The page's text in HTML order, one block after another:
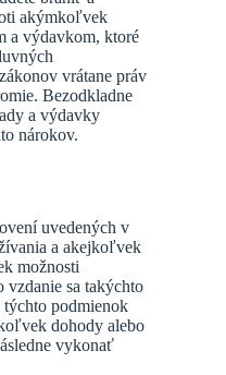
akýmkoľvek
a výdavkom, ktoré
vrátane práv
Bezodkladne
a výdavky
nárokov.
uvedených v
a akejkoľvek
možnosti
vzdanie sa takýchto
podmienok
dohody alebo
vykonať